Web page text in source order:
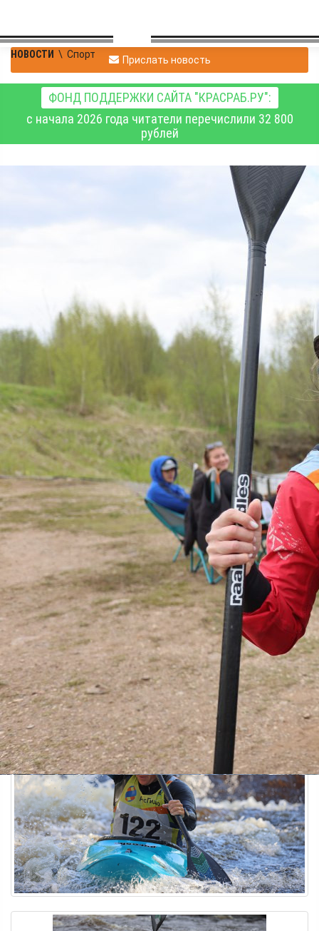
НОВОСТИ \ Спорт Прислать новость
ФОНД ПОДДЕРЖКИ САЙТА "КРАСРАБ.РУ":
с начала 2026 года читатели перечислили 32 800
рублей
спортсменок четыре
медали чемпионата
России по гребному
слалому
Спорт
27.08.2025 06:53